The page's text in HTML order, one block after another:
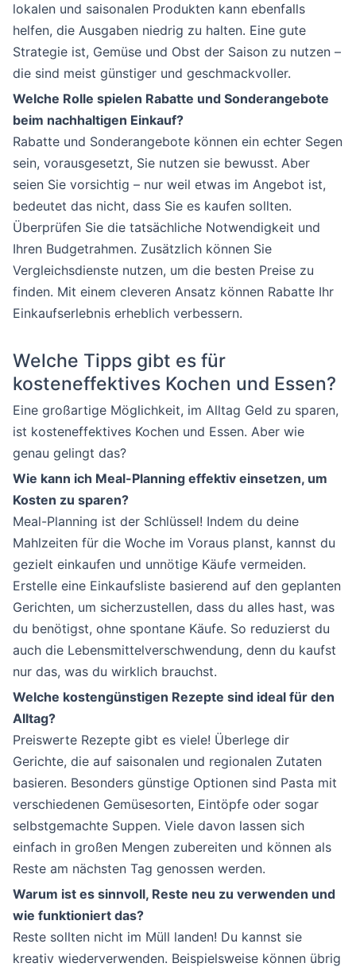
lokalen und saisonalen Produkten kann ebenfalls
helfen, die Ausgaben niedrig zu halten. Eine gute
Strategie ist, Gemüse und Obst der Saison zu nutzen –
die sind meist günstiger und geschmackvoller.
Welche Rolle spielen Rabatte und Sonderangebote
beim nachhaltigen Einkauf?
Rabatte und Sonderangebote können ein echter Segen
sein, vorausgesetzt, Sie nutzen sie bewusst. Aber
seien Sie vorsichtig – nur weil etwas im Angebot ist,
bedeutet das nicht, dass Sie es kaufen sollten.
Überprüfen Sie die tatsächliche Notwendigkeit und
Ihren Budgetrahmen. Zusätzlich können Sie
Vergleichsdienste nutzen, um die besten Preise zu
finden. Mit einem cleveren Ansatz können Rabatte Ihr
Einkaufserlebnis erheblich verbessern.
Welche Tipps gibt es für
kosteneffektives Kochen und Essen?
Eine großartige Möglichkeit, im Alltag Geld zu sparen,
ist kosteneffektives Kochen und Essen. Aber wie
genau gelingt das?
Wie kann ich Meal-Planning effektiv einsetzen, um
Kosten zu sparen?
Meal-Planning ist der Schlüssel! Indem du deine
Mahlzeiten für die Woche im Voraus planst, kannst du
gezielt einkaufen und unnötige Käufe vermeiden.
Erstelle eine Einkaufsliste basierend auf den geplanten
Gerichten, um sicherzustellen, dass du alles hast, was
du benötigst, ohne spontane Käufe. So reduzierst du
auch die Lebensmittelverschwendung, denn du kaufst
nur das, was du wirklich brauchst.
Welche kostengünstigen Rezepte sind ideal für den
Alltag?
Preiswerte Rezepte gibt es viele! Überlege dir
Gerichte, die auf saisonalen und regionalen Zutaten
basieren. Besonders günstige Optionen sind Pasta mit
verschiedenen Gemüsesorten, Eintöpfe oder sogar
selbstgemachte Suppen. Viele davon lassen sich
einfach in großen Mengen zubereiten und können als
Reste am nächsten Tag genossen werden.
Warum ist es sinnvoll, Reste neu zu verwenden und
wie funktioniert das?
Reste sollten nicht im Müll landen! Du kannst sie
kreativ wiederverwenden. Beispielsweise können übrig